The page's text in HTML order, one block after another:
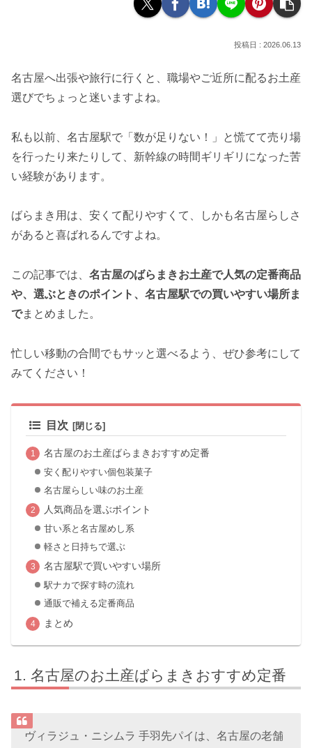
2026.06.13
名古屋へ出張や旅行に行くと、職場やご近所に配るお土産
選びでちょっと迷いますよね。
私も以前、名古屋駅で「数が足りない！」と慌てて売り場
を行ったり来たりして、新幹線の時間ギリギリになった苦
い経験があります。
ばらまき用は、安くて配りやすくて、しかも名古屋らしさ
があると喜ばれるんですよね。
この記事では、 名古屋のばらまきお土産で人気の定番商品
や、選ぶときのポイント、名古屋駅での買いやすい場所ま
でまとめました。
忙しい移動の合間でもサッと選べるよう、ぜひ参考にして
みてください！
目次
名古屋のお土産ばらまきおすすめ定番
安く配りやすい個包装菓子
名古屋らしい味のお土産
人気商品を選ぶポイント
甘い系と名古屋めし系
軽さと日持ちで選ぶ
名古屋駅で買いやすい場所
駅ナカで探す時の流れ
通販で補える定番商品
まとめ
名古屋のお土産ばらまきおすすめ定番
ヴィラジュ・ニシムラ 手羽先パイは、名古屋の老舗